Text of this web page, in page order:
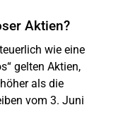
Aktien?
wie eine
gelten Aktien,
als die
vom 3. Juni